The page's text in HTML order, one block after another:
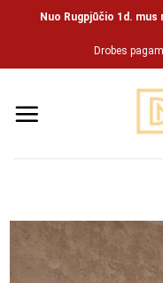
Nuo Rugpjūčio 1d.
Drobes